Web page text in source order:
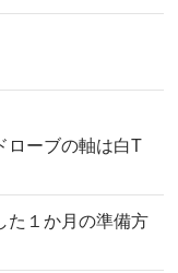
ローブの軸は白T
１か月の準備方